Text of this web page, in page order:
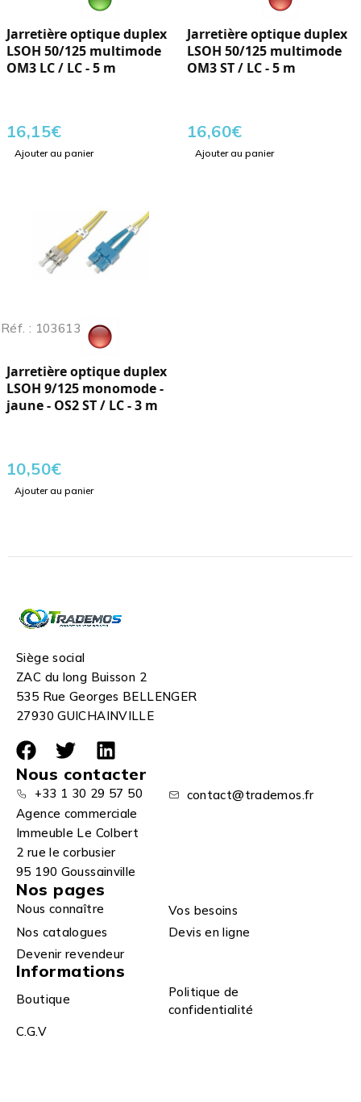
Jarretière optique duplex
LSOH 50/125 multimode
OM3 LC / LC - 5 m
16,15€
Ajouter au panier
Jarretière optique duplex
LSOH 50/125 multimode
OM3 ST / LC - 5 m
16,60€
Ajouter au panier
Réf. : 103613
Jarretière optique duplex
LSOH 9/125 monomode -
jaune - OS2 ST / LC - 3 m
10,50€
Ajouter au panier
Siège social
ZAC du long Buisson 2
535 Rue Georges BELLENGER
27930 GUICHAINVILLE
Nous contacter
+33 1 30 29 57 50
contact@trademos.fr
Agence commerciale
Immeuble Le Colbert
2 rue le corbusier
95 190 Goussainville
Nos pages
Nous connaître
Vos besoins
Nos catalogues
Devis en ligne
Devenir revendeur
Informations
Boutique
Politique de
confidentialité
C.G.V